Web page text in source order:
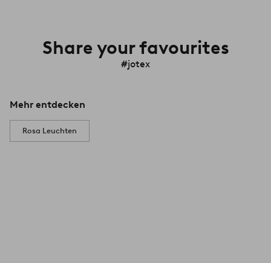
Share your favourites
#jotex
Mehr entdecken
Rosa Leuchten